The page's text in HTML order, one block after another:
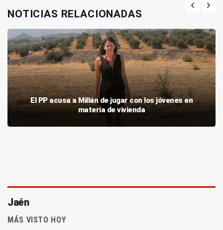
NOTICIAS RELACIONADAS
El PP acusa a Millán de jugar con los jóvenes en
materia de vivienda
Jaén
MÁS VISTO HOY